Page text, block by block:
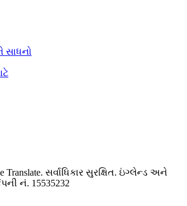
સાધનો
Translate. સર્વાધિકાર સુરક્ષિત. ઇંગ્લેન્ડ અને
નં. 15535232